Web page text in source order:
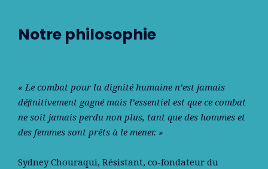
Notre philosophie
« Le combat pour la dignité humaine n’est jamais
déﬁnitivement gagné mais l’essentiel est que ce combat
ne soit jamais perdu non plus, tant que des hommes et
des femmes sont prêts à le mener. »
Sydney Chouraqui, Résistant, co-fondateur du